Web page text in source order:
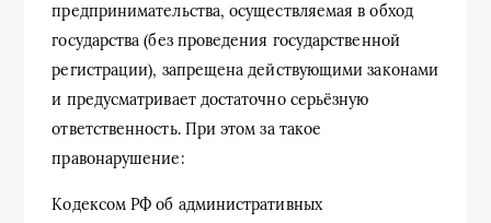
предпринимательства, осуществляемая в обход
государства (без проведения государственной
регистрации), запрещена действующими законами
и предусматривает достаточно серьёзную
ответственность. При этом за такое
правонарушение:
Кодексом РФ об административных